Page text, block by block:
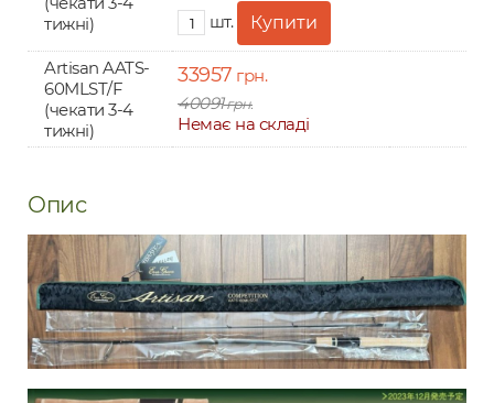
тижні)
шт.
Artisan AATS-
60MLST/F
(чекати 3-4
тижні)
33957 грн.
40091грн.
Немає на складі
Опис